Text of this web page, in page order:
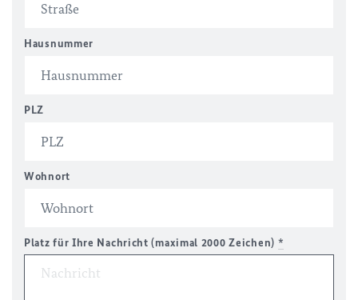
Hausnummer
PLZ
Wohnort
Platz für Ihre Nachricht (maximal 2000 Zeichen) *